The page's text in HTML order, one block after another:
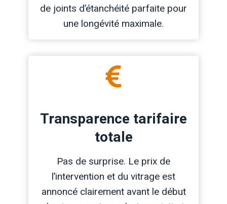
de joints d’étanchéité parfaite pour
une longévité maximale.
Transparence tarifaire
totale
Pas de surprise. Le prix de
l’intervention et du vitrage est
annoncé clairement avant le début